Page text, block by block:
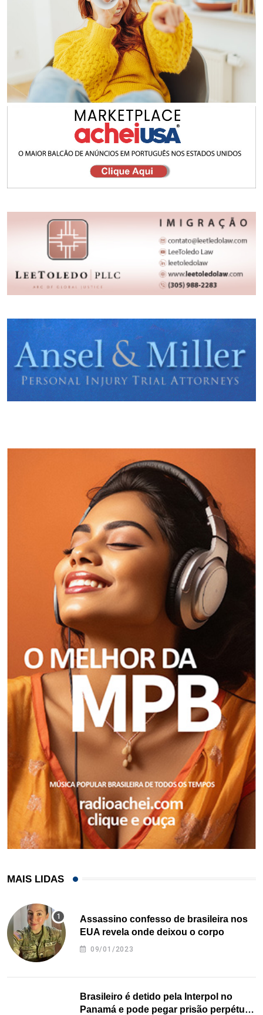
MAIS LIDAS
Assassino confesso de brasileira nos
EUA revela onde deixou o corpo
09/01/2023
Brasileiro é detido pela Interpol no
Panamá e pode pegar prisão perpétua